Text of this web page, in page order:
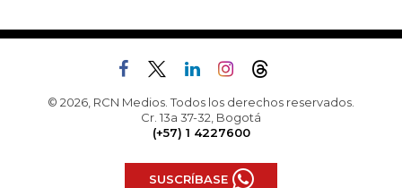
© 2026, RCN Medios. Todos los derechos reservados.
Cr. 13a 37-32, Bogotá
(+57) 1 4227600
SUSCRÍBASE